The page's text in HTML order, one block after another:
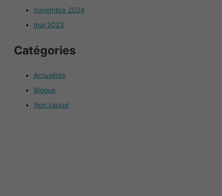
novembre 2024
mai 2023
Catégories
Actualités
Blogue
Non classé